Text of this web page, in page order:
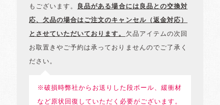
もございます。 良品がある場合には良品との交換対
応、欠品の場合はご注文のキャンセル（返金対応）
とさせていただいております。 欠品アイテムの次回
お取置きやご予約は承っておりませんのでご了承く
ださい。
※破損時弊社からお送りした段ボール、緩衝材
など原状回復していただく必要がございます。